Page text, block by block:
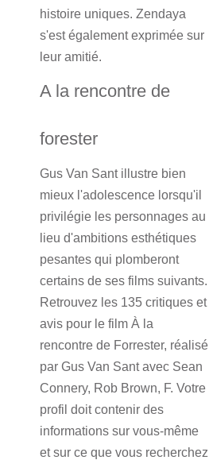
histoire uniques. Zendaya
s'est également exprimée sur
leur amitié.
A la rencontre de
forester
Gus Van Sant illustre bien
mieux l'adolescence lorsqu'il
privilégie les personnages au
lieu d'ambitions esthétiques
pesantes qui plomberont
certains de ses films suivants.
Retrouvez les 135 critiques et
avis pour le film À la
rencontre de Forrester, réalisé
par Gus Van Sant avec Sean
Connery, Rob Brown, F. Votre
profil doit contenir des
informations sur vous-même
et sur ce que vous recherchez